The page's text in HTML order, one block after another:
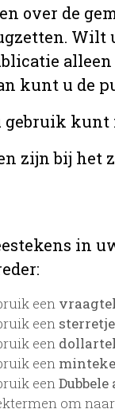
over de
Wilt
kunt u de
gebruik
zijn bij het
in
een
een
een
een
een
om